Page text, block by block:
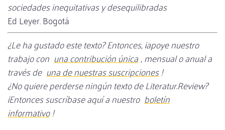
sociedades inequitativas y desequilibradas
Ed Leyer. Bogotá
¿Le ha gustado este texto? Entonces, ¡apoye nuestro
trabajo con una contribución única, mensual o anual a
través de una de nuestras suscripciones!
¿No quiere perderse ningún texto de Literatur.Review?
¡Entonces suscríbase aquí a nuestro boletín
informativo!